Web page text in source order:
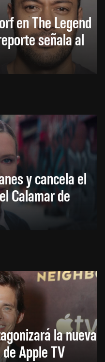
en The Legend
señala al
y cancela el
Calamar de
la nueva
Apple TV